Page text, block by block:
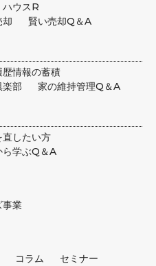
ハウスR
却 賢い売却Q＆A
歴情報の蓄積
楽部 家の維持管理Q＆A
直したい方
ら学ぶQ＆A
事業
コラム
セミナー